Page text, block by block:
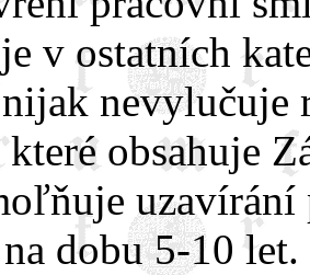
v ostatních
nevylučuje
obsahuje
uzavírání
dobu 5-10 let.